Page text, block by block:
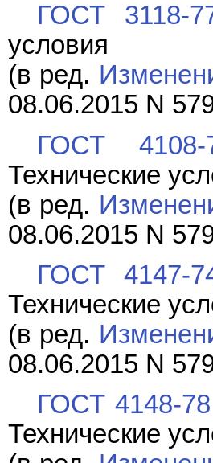
ГОСТ 3118-
условия
(в ред.
08.06.2015 N
ГОСТ 4108-
Технические
(в ред.
08.06.2015 N
ГОСТ 4147-
Технические
(в ред.
08.06.2015 N
ГОСТ 4148-78
Технические